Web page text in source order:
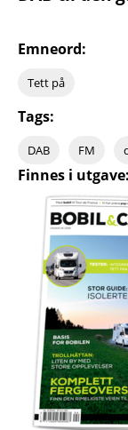
Emneord:
Tett på
Tags:
DAB FM
Finnes i utgave: